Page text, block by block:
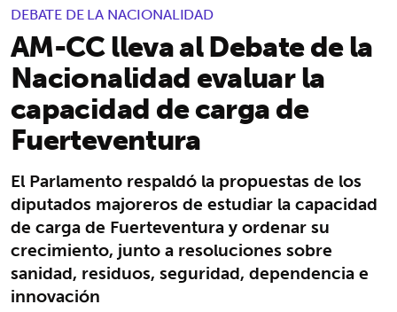
DEBATE DE LA NACIONALIDAD
AM-CC lleva al Debate de la
Nacionalidad evaluar la
capacidad de carga de
Fuerteventura
El Parlamento respaldó la propuestas de los
diputados majoreros de estudiar la capacidad
de carga de Fuerteventura y ordenar su
crecimiento, junto a resoluciones sobre
sanidad, residuos, seguridad, dependencia e
innovación